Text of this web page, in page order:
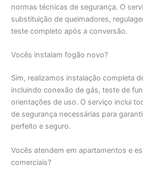
normas técnicas de segurança. O
substituição de queimadores,
teste completo após a conversão.
Vocês instalam fogão novo?
Sim, realizamos instalação completa
incluindo conexão de gás, teste de
orientações de uso. O serviço inclui
de segurança necessárias para
perfeito e seguro.
Vocês atendem em apartamentos e
comerciais?